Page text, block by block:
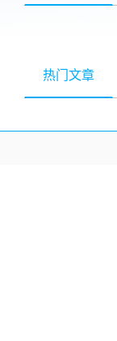
热门文章